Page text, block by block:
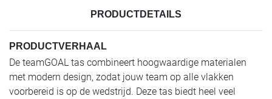
PRODUCTDETAILS
PRODUCTVERHAAL
De teamGOAL tas combineert hoogwaardige materialen
met modern design, zodat jouw team op alle vlakken
voorbereid is op de wedstrijd. Deze tas biedt heel veel